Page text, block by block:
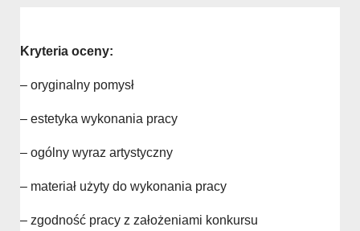
Kryteria oceny:
– oryginalny pomysł
– estetyka wykonania pracy
– ogólny wyraz artystyczny
– materiał użyty do wykonania pracy
– zgodność pracy z założeniami konkursu